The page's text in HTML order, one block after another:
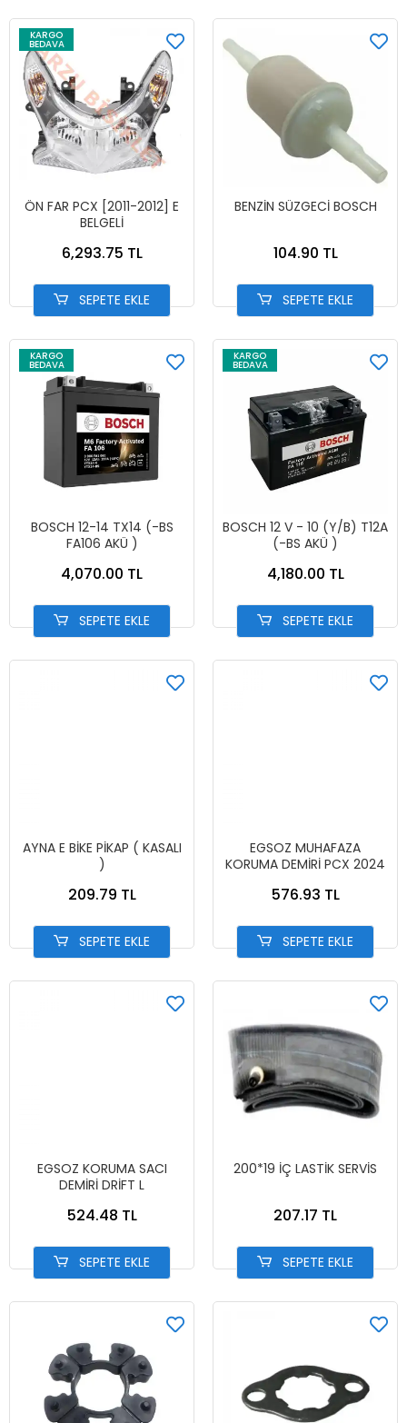
KARGO
BEDAVA
ÖN FAR PCX [2011-2012] E
BELGELİ
6,293.75 TL
SEPETE EKLE
BENZİN SÜZGECİ BOSCH
104.90 TL
SEPETE EKLE
KARGO
BEDAVA
BOSCH 12-14 TX14 (-BS
FA106 AKÜ )
4,070.00 TL
SEPETE EKLE
KARGO
BEDAVA
BOSCH 12 V - 10 (Y/B) T12A
(-BS AKÜ )
4,180.00 TL
SEPETE EKLE
AYNA E BİKE PİKAP ( KASALI
)
209.79 TL
SEPETE EKLE
EGSOZ MUHAFAZA
KORUMA DEMİRİ PCX 2024
576.93 TL
SEPETE EKLE
EGSOZ KORUMA SACI
DEMİRİ DRİFT L
524.48 TL
SEPETE EKLE
200*19 İÇ LASTİK SERVİS
207.17 TL
SEPETE EKLE